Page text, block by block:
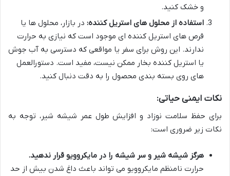
و خشک کنید.
استفاده از محلول های استریل کننده: در بازار، محلول ها یا
قرص های استریل کننده ای موجود است که نیازی به حرارت
ندارند. این روش برای سفر یا مواقعی که دسترسی به آب جوش
یا استریل کننده بخار ممکن نیست، مفید است. دستورالعمل
های روی بسته بندی محصول را به دقت دنبال کنید.
نکات ایمنی حیاتی:
برای حفظ سلامت نوزاد و افزایش طول عمر شیشه شیر، توجه به
نکات زیر ضروری است:
هرگز شیشه شیر و سر شیشه را در مایکروویو قرار ندهید.
حرارت نامنظم مایکروویو می تواند باعث داغ شدن بیش از حد